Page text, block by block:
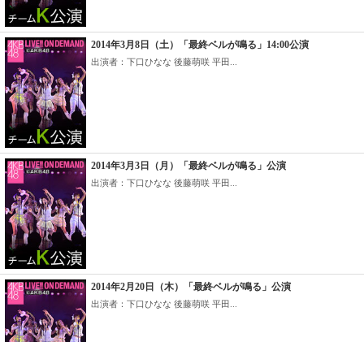
2014年3月8日（土）「最終ベルが鳴る」14:00公演
出演者：下口ひなな 後藤萌咲 平田...
2014年3月3日（月）「最終ベルが鳴る」公演
出演者：下口ひなな 後藤萌咲 平田...
2014年2月20日（木）「最終ベルが鳴る」公演
出演者：下口ひなな 後藤萌咲 平田...